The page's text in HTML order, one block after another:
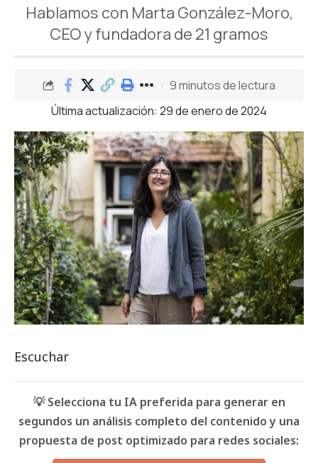
Hablamos con Marta González-Moro,
CEO y fundadora de 21 gramos
Última actualización: 29 de enero de 2024
9 minutos de lectura
Escuchar
💡 Selecciona tu IA preferida para generar en
segundos un análisis completo del contenido y una
propuesta de post optimizado para redes sociales: